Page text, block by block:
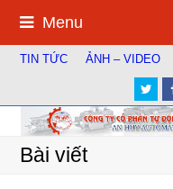
Menu
TIN TỨC ẢNH – VIDEO
Bài viết